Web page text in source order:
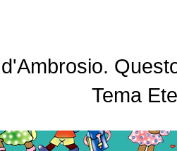
Tema